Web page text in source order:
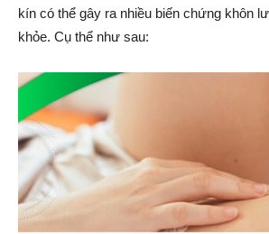
kín có thể gây ra nhiều biến chứng khôn
khỏe. Cụ thể như sau: